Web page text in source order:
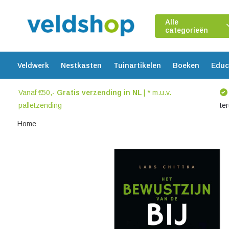
Alle
categorieën
Veldwerk Nestkasten Tuinartikelen Boeken
Vanaf €50,- Gratis verzending in NL| * m.u.v.
palletzending
Home